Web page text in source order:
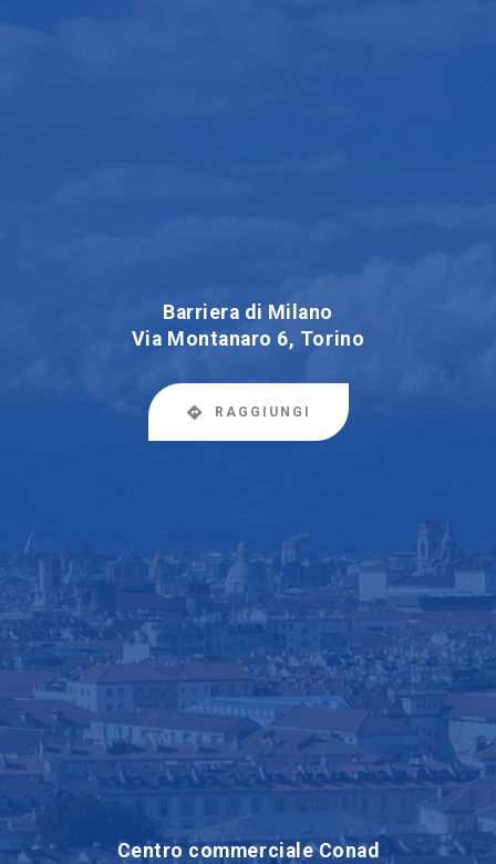
Barriera di Milano
Via Montanaro 6, Torino
RAGGIUNGI
Centro commerciale Conad